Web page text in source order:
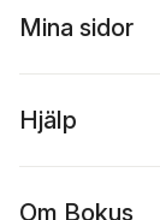
Mina sidor
Hjälp
Om Bokus